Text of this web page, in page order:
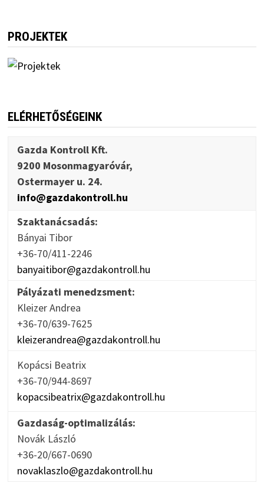
PROJEKTEK
ELÉRHETŐSÉGEINK
Gazda Kontroll Kft.
9200 Mosonmagyaróvár,
Ostermayer u. 24.
info@gazdakontroll.hu
Szaktanácsadás:
Bányai Tibor
+36-70/411-2246
banyaitibor@gazdakontroll.hu
Pályázati menedzsment:
Kleizer Andrea
+36-70/639-7625
kleizerandrea@gazdakontroll.hu
Kopácsi Beatrix
+36-70/944-8697
kopacsibeatrix@gazdakontroll.hu
Gazdaság-optimalizálás:
Novák László
+36-20/667-0690
novaklaszlo@gazdakontroll.hu